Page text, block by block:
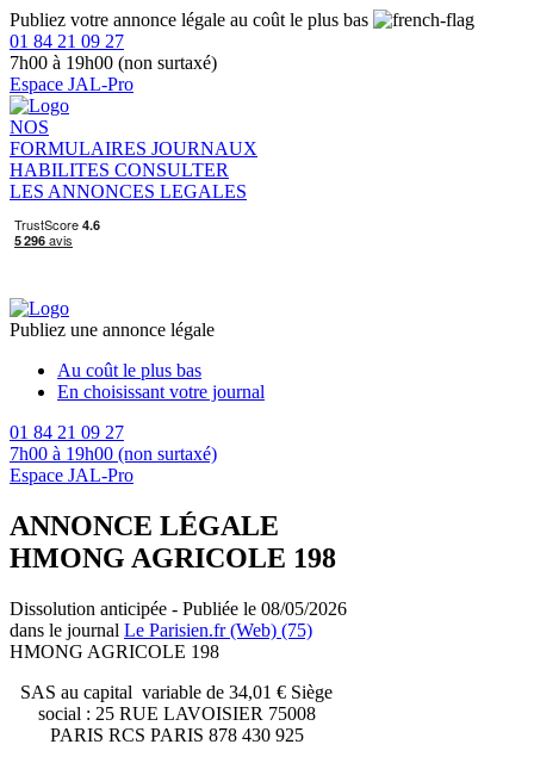
Publiez votre annonce légale au coût le plus bas
01 84 21 09 27
7h00 à 19h00 (non surtaxé)
Espace JAL-Pro
NOS
FORMULAIRES JOURNAUX
HABILITES CONSULTER
LES ANNONCES LEGALES
Publiez une annonce légale
Au coût le plus bas
En choisissant votre journal
01 84 21 09 27
7h00 à 19h00 (non surtaxé)
Espace JAL-Pro
ANNONCE LÉGALE
HMONG AGRICOLE 198
Dissolution anticipée - Publiée le 08/05/2026
dans le journal Le Parisien.fr (Web) (75)
HMONG AGRICOLE 198
SAS au capital variable de 34,01 € Siège
social : 25 RUE LAVOISIER 75008
PARIS RCS PARIS 878 430 925